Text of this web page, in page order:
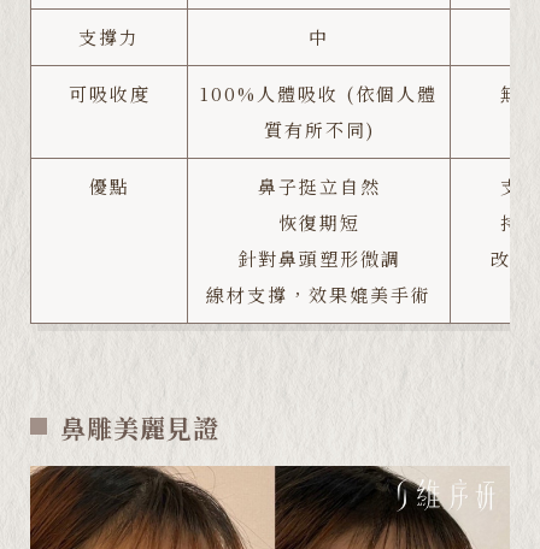
支撐⼒ 中
可吸收度
100%人體吸收 (依個人體
質有所不同)
無
優點
鼻子挺立自然
恢復期短
針對鼻頭塑形微調
線材支撐，效果媲美手術
支
持
改善
鼻雕美麗見證